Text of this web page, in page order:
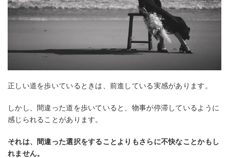
正しい道を歩いているときは、前進している実感があります。
しかし、間違った道を歩いていると、物事が停滞しているように
感じられることがあります。
それは、間違った選択をすることよりもさらに不快なことかもし
れません。